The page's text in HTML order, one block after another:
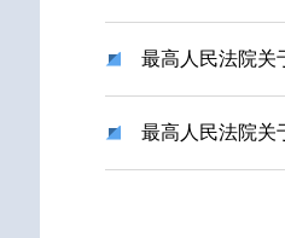
最高人民法院关
最高人民法院关